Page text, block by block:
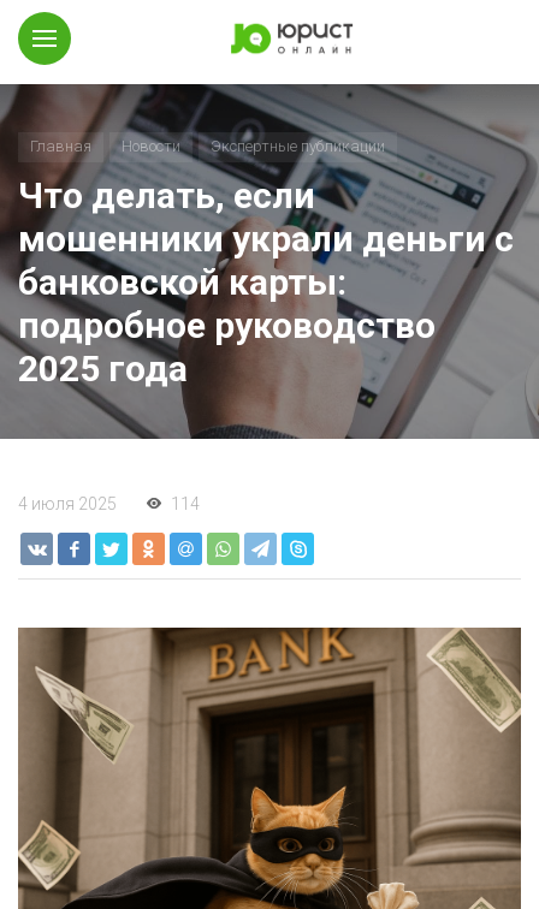
Главная Новости Экспертные публикации
Что делать, если
мошенники украли деньги с
банковской карты:
подробное руководство
2025 года
4 июля 2025 114